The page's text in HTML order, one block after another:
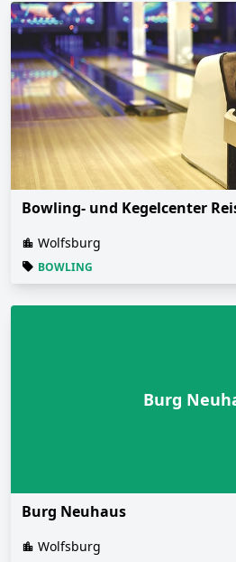
Bowling- und Kegelcenter
Wolfsburg
BOWLING
Burg
Burg Neuhaus
Wolfsburg